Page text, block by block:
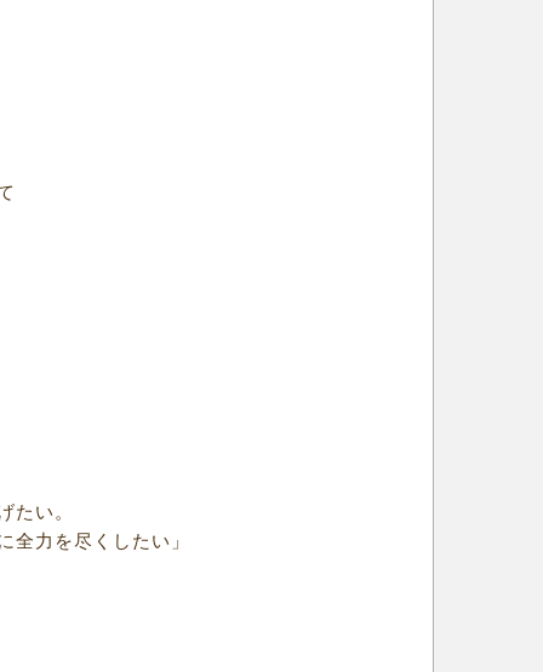
たい。
全力を尽くしたい」